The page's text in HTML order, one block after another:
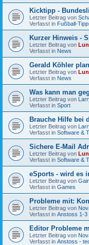
Kicktipp -
Letzter Beitrag von
Verfasst in Fußball-
Kurzer Hinweis -
Letzter Beitrag von
Verfasst in News
Gerald Köhler
Letzter Beitrag von
Verfasst in News
Was kann man
Letzter Beitrag von
Verfasst in Sport
Brauche Hilfe bei
Letzter Beitrag von
Verfasst in Software &
Sichere E-Mail
Letzter Beitrag von
Verfasst in Software &
eSports - wird es
Letzter Beitrag von
Verfasst in Games
Probleme mit:
Letzter Beitrag von
Verfasst in Anstoss 1-3
Editor Probleme
Letzter Beitrag von
Verfasst in Anstoss -